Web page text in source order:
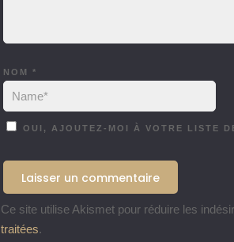
NOM *
OUI, AJOUTEZ-MOI À VOTRE LISTE
Ce site utilise Akismet pour réduire les
traitées.